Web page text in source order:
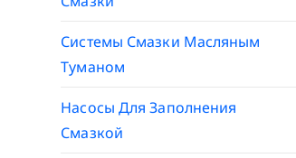
Системы Смазки Масляным
Туманом
Насосы Для Заполнения
Смазкой